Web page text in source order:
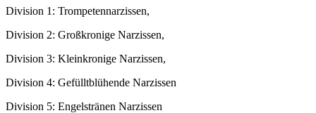
Division 1: Trompetennarzissen,
Division 2: Großkronige Narzissen,
Division 3: Kleinkronige Narzissen,
Division 4: Gefülltblühende Narzissen
Division 5: Engelstränen Narzissen